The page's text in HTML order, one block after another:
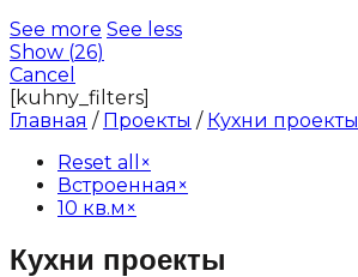
See more See less
Show (26)
Cancel
[kuhny_filters]
Главная / Проекты / Кухни проекты
Reset all
×
Встроенная ×
10 кв.м ×
Кухни проекты